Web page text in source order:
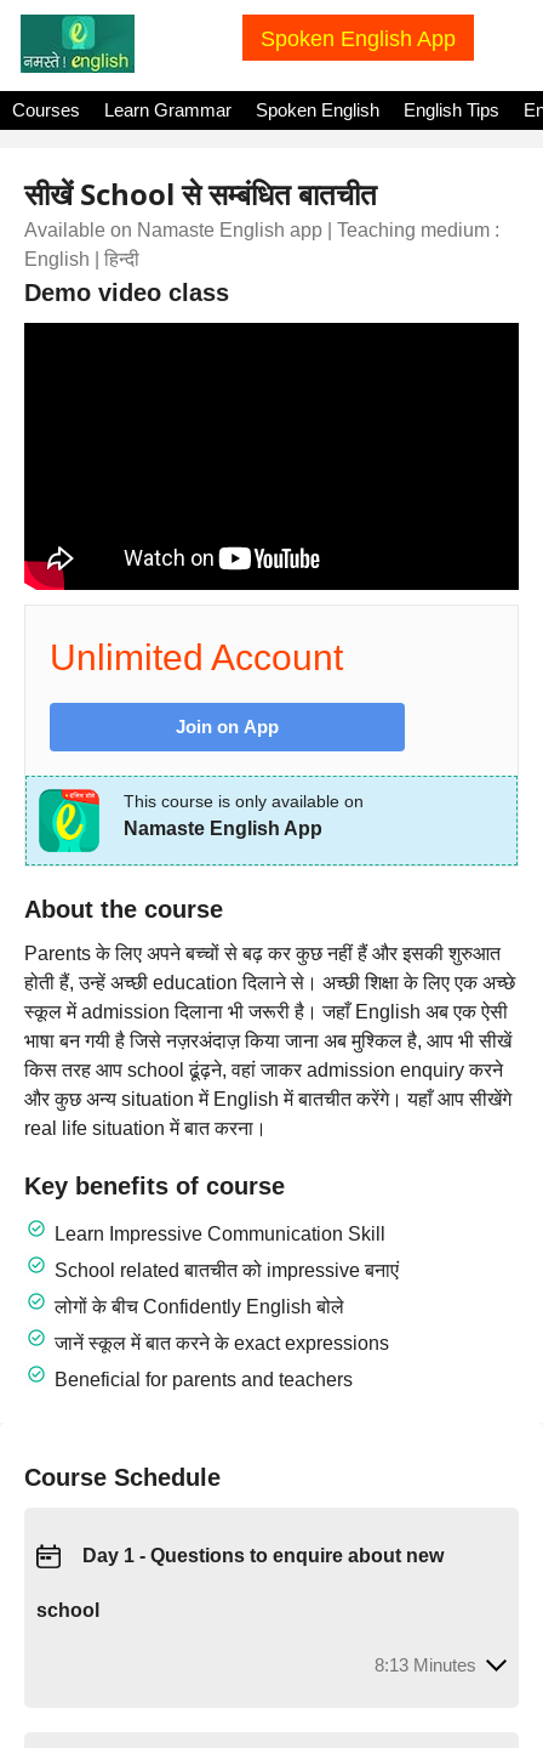
Spoken English App
Courses Learn Grammar Spoken English English Tips
सीखें School से सम्बंधित बातचीत
Available on Namaste English app | Teaching medium :
English | हिन्दी
Demo video class
Unlimited Account
Join on App
This course is only available on
Namaste English App
About the course
Parents के लिए अपने बच्चों से बढ़ कर कुछ नहीं हैं और इसकी शुरुआत
होती हैं, उन्हें अच्छी education दिलाने से। अच्छी शिक्षा के लिए एक अच्छे
स्कूल में admission दिलाना भी जरूरी है। जहाँ English अब एक ऐसी
भाषा बन गयी है जिसे नज़रअंदाज़ किया जाना अब मुश्किल है, आप भी सीखें
किस तरह आप school ढूंढ़ने, वहां जाकर admission enquiry करने
और कुछ अन्य situation में English में बातचीत करेंगे। यहाँ आप सीखेंगे
real life situation में बात करना।
Key benefits of course
Learn Impressive Communication Skill
School related बातचीत को impressive बनाएं
लोगों के बीच Confidently English बोले
जानें स्कूल में बात करने के exact expressions
Beneficial for parents and teachers
Course Schedule
Day 1 - Questions to enquire about new
school
8:13 Minutes